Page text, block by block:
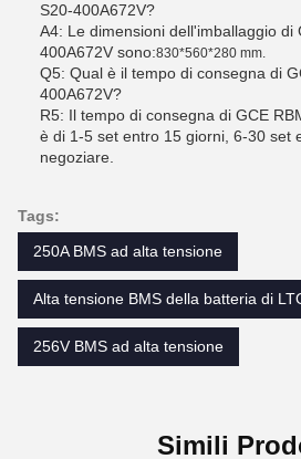
S20-400A672V?
A4: Le dimensioni dell'imballaggio di
400A672V sono:830*560*280 mm.
Q5: Qual è il tempo di consegna di
400A672V?
R5: Il tempo di consegna di GCE
è di 1-5 set entro 15 giorni, 6-30 set
negoziare.
Tags:
250A BMS ad alta tensione
Alta tensione BMS della batteria di
256V BMS ad alta tensione
Simili